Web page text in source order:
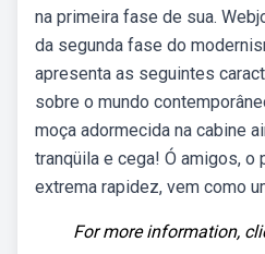
na primeira fase de sua.
da segunda fase do
apresenta as seguintes
sobre o mundo
moça adormecida na cabine
tranqüila e cega! Ó amigos, o
extrema rapidez, vem como
For more information,